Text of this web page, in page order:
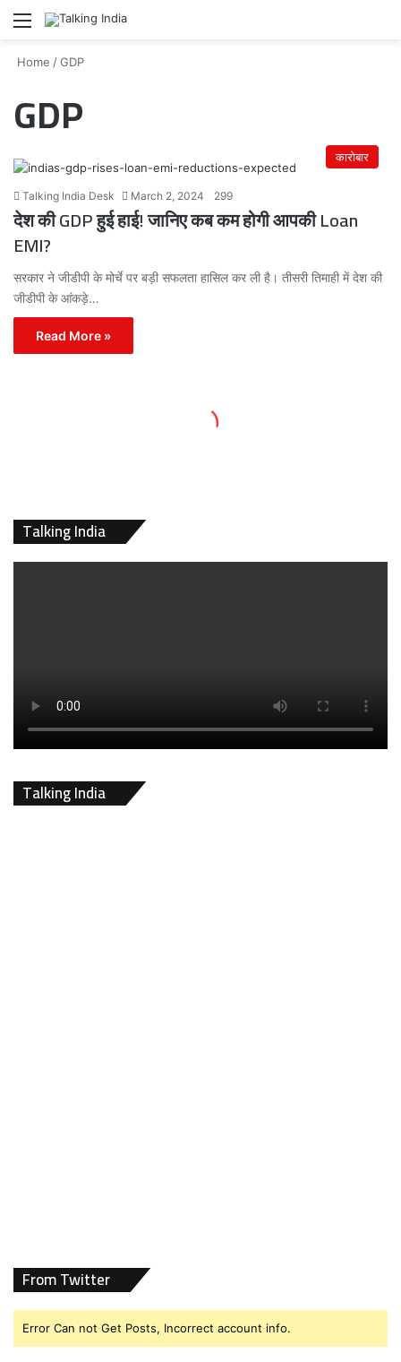
Menu
Home /GDP
GDP
कारोबार
Talking India Desk March 2, 2024 299
देश की GDP हुई हाई! जानिए कब कम होगी आपकी Loan
EMI?
सरकार ने जीडीपी के मोर्चे पर बड़ी सफलता हासिल कर ली है। तीसरी तिमाही में देश की
जीडीपी के आंकड़े…
Read More »
Talking India
Talking India
From Twitter
Error Can not Get Posts, Incorrect account info.